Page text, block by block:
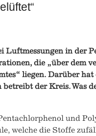
Luftmessungen in der
die „über dem
“ liegen. Darüber
betreibt der Kreis. Was
und
welche die Stoffe